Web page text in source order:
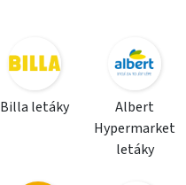
Billa letáky
Albert
Hypermarket
letáky